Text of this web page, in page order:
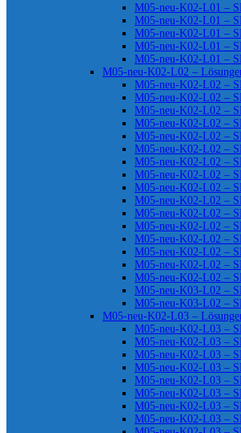
M05-neu-K02-L01 –
M05-neu-K02-L01 –
M05-neu-K02-L01 –
M05-neu-K02-L01 –
M05-neu-K02-L01 –
M05-neu-K02-L02 –
M05-neu-K02-L02 –
M05-neu-K02-L02 –
M05-neu-K02-L02 –
M05-neu-K02-L02 –
M05-neu-K02-L02 –
M05-neu-K02-L02 –
M05-neu-K02-L02 –
M05-neu-K02-L02 –
M05-neu-K02-L02 –
M05-neu-K02-L02 –
M05-neu-K02-L02 –
M05-neu-K02-L02 –
M05-neu-K02-L02 –
M05-neu-K02-L02 –
M05-neu-K02-L02 –
M05-neu-K02-L02 –
M05-neu-K03-L02 –
M05-neu-K03-L02 –
M05-neu-K02-L03 –
M05-neu-K02-L03 –
M05-neu-K02-L03 –
M05-neu-K02-L03 –
M05-neu-K02-L03 –
M05-neu-K02-L03 –
M05-neu-K02-L03 –
M05-neu-K02-L03 –
M05-neu-K02-L03 –